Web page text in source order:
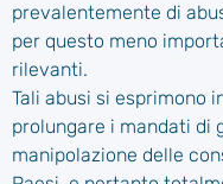
prevalentemente di
per questo meno
rilevanti.
Tali abusi si esprimono
prolungare i mandati di
manipolazione delle